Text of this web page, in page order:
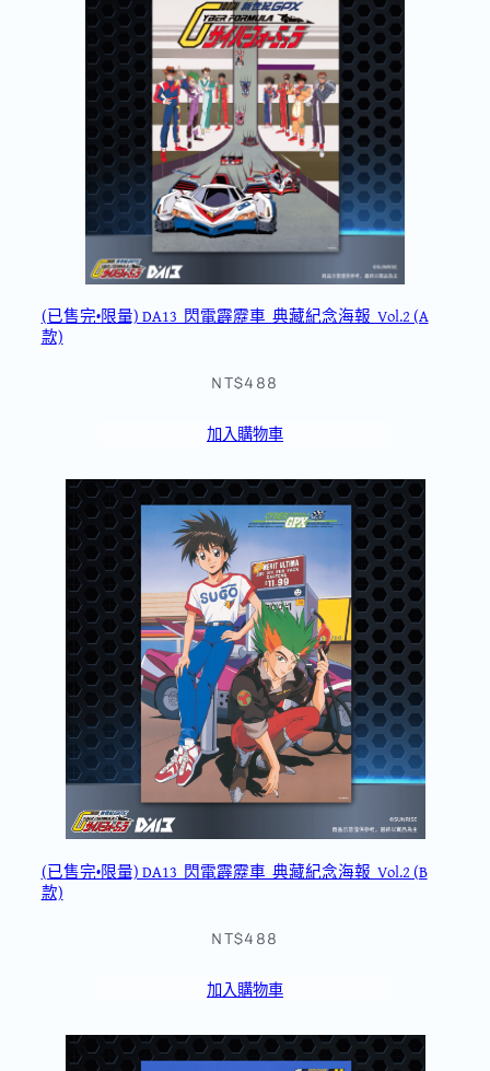
(已售完•限量) DA13_閃電霹靂車_典藏紀念海報_Vol.2 (A
款)
NT$488
加入購物車
(已售完•限量) DA13_閃電霹靂車_典藏紀念海報_Vol.2 (B
款)
NT$488
加入購物車